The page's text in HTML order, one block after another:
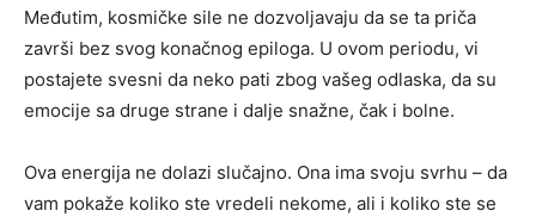
Međutim, kosmičke sile ne dozvoljavaju da se ta priča
završi bez svog konačnog epiloga. U ovom periodu, vi
postajete svesni da neko pati zbog vašeg odlaska, da su
emocije sa druge strane i dalje snažne, čak i bolne.
Ova energija ne dolazi slučajno. Ona ima svoju svrhu – da
vam pokaže koliko ste vredeli nekome, ali i koliko ste se